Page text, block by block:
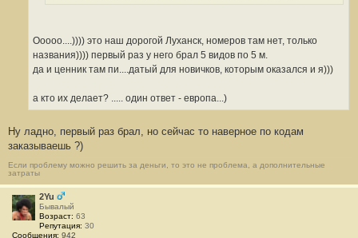
Ооооо....)))) это наш дорогой Луханск, номеров там нет, только
названия)))) первый раз у него брал 5 видов по 5 м.
да и ценник там пи....датый для новичков, которым оказался и я)))
а кто их делает? ..... один ответ - европа...)
Ну ладно, первый раз брал, но сейчас то наверное по кодам
заказываешь ?)
Если проблему можно решить за деньги, то это не проблема, а дополнительные
затраты
2Yu
Бывалый
Возраст: 63
Репутация: 30
Сообщения: 942